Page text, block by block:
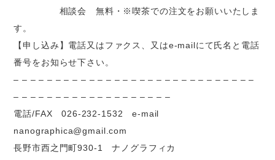
相談会 無料・※喫茶での注文をお願いいたしま
す。
【申し込み】電話又はファクス、又はe-mailにて氏名と電話
番号をお知らせ下さい。
– – – – – – – – – – – – – – – – – – – – – – – – – – – – –
– – – – – – – – – – – – – – – – – – –
電話/FAX 026-232-1532 e-mail
nanographica@gmail.com
長野市西之門町930-1 ナノグラフィカ